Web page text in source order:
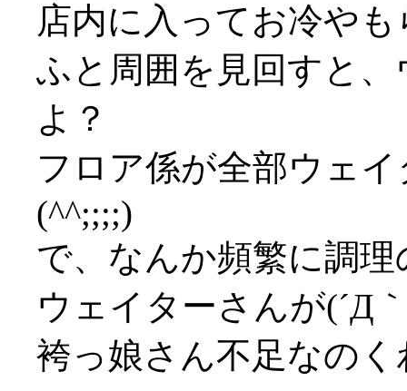
店内に入ってお冷や
ふと周囲を見回すと
よ？
フロア係が全部ウェ
(^^;;;;)
で、なんか頻繁に調
ウェイターさんが(´Д
袴っ娘さん不足なのく